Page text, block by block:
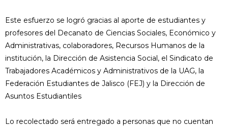
Este esfuerzo se logró gracias al aporte de estudiantes y
profesores del Decanato de Ciencias Sociales, Económico y
Administrativas, colaboradores, Recursos Humanos de la
institución, la Dirección de Asistencia Social, el Sindicato de
Trabajadores Académicos y Administrativos de la UAG, la
Federación Estudiantes de Jalisco (FEJ) y la Dirección de
Asuntos Estudiantiles
Lo recolectado será entregado a personas que no cuentan